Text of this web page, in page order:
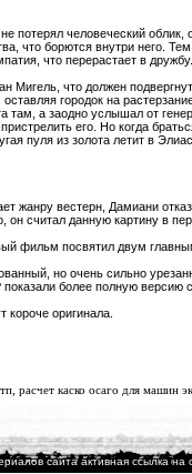
потерял человеческий
что борются внутри него.
что перерастает в дружбу.
Мигель, что должен
городок на
там, а заодно услышал от
его. Но когда
пуля из золота летит в
жанру вестерн, Дамиани
он считал данную картину в
фильм посвятил двум
но очень сильно
более полную версию
оригинала.
расчет каско осаго для машин
сайта активная ссылка на